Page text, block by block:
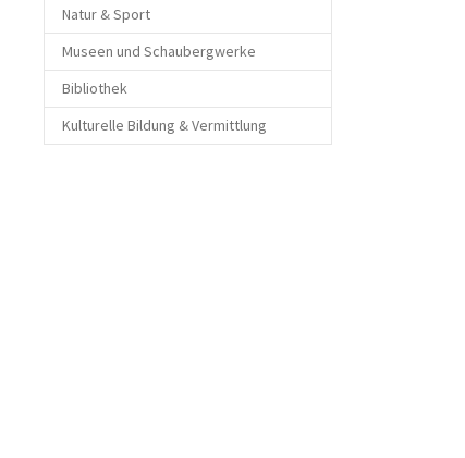
Natur & Sport
Museen und Schaubergwerke
Bibliothek
Kulturelle Bildung & Vermittlung